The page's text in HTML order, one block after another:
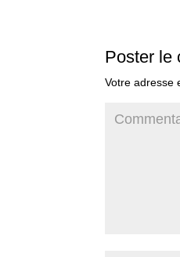
Poster le
Votre adresse